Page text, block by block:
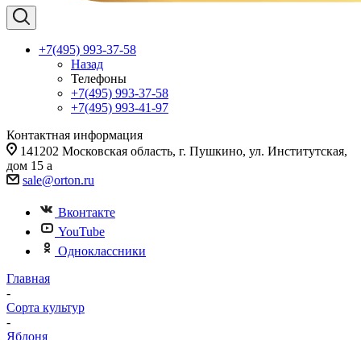
+7(495) 993-37-58
Назад
Телефоны
+7(495) 993-37-58
+7(495) 993-41-97
Контактная информация
141202 Московская область, г. Пушкино, ул. Институтская,
дом 15 а
sale@orton.ru
Вконтакте
YouTube
Одноклассники
Главная
-
Сорта культур
-
Яблоня